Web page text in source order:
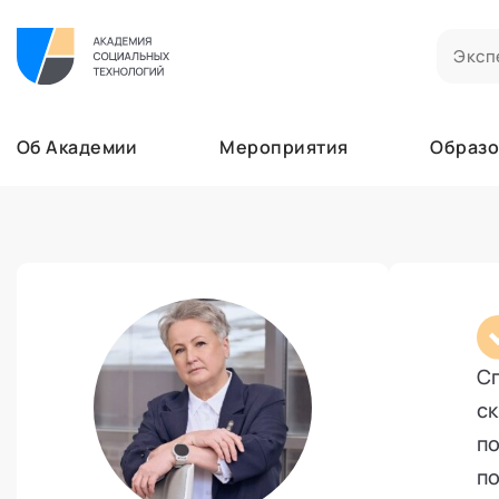
Об Академии Мероприятия
Найти эксперта
Об Академии
Бизнесу
Профессионалам
Сертификаты
Заказы услуг
Ваши заказы на услуги Экспертов Академии
Основное
Добавить фото, изменить контактные
Безопасность
Настройка двухфакторной аутентификации
Поддержка